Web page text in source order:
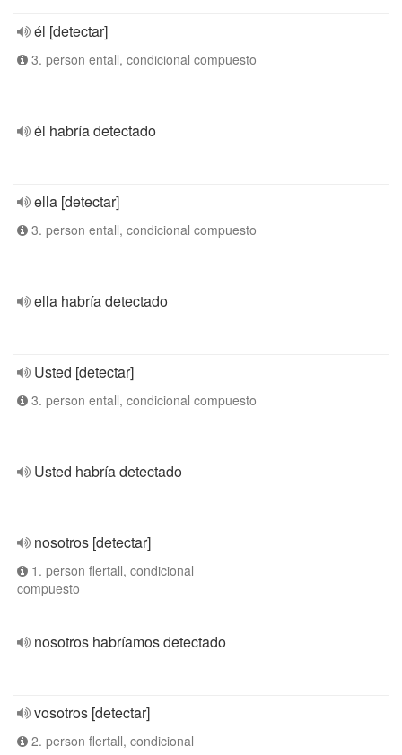
él [detectar]
3. person entall, condicional compuesto
él habría detectado
ella [detectar]
3. person entall, condicional compuesto
ella habría detectado
Usted [detectar]
3. person entall, condicional compuesto
Usted habría detectado
nosotros [detectar]
1. person flertall, condicional
compuesto
nosotros habríamos detectado
vosotros [detectar]
2. person flertall, condicional